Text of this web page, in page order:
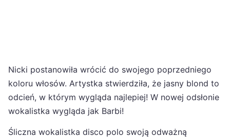
Nicki postanowiła wrócić do swojego poprzedniego
koloru włosów. Artystka stwierdziła, że jasny blond to
odcień, w którym wygląda najlepiej! W nowej odsłonie
wokalistka wygląda jak Barbi!
Śliczna wokalistka disco polo swoją odważną